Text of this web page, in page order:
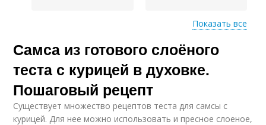
Тест с сыром Тест с фаршем
Тест с говядиной Тест в духовке
Показать все
Самса из готового слоёного
теста с курицей в духовке.
Пошаговый рецепт
Существует множество рецептов теста для самсы с
курицей. Для нее можно использовать и пресное слоеное,